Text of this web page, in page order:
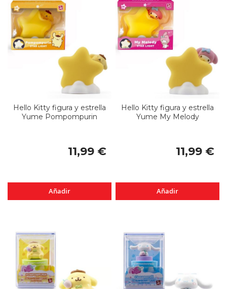
Hello Kitty figura y estrella
Yume Pompompurin
11,99 €
Añadir
Hello Kitty figura y estrella
Yume My Melody
11,99 €
Añadir